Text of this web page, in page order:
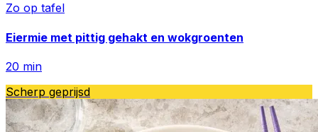
Zo op tafel
Eiermie met pittig gehakt en wokgroenten
20 min
Scherp geprijsd